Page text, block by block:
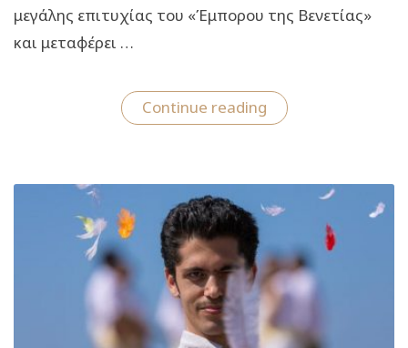
μεγάλης επιτυχίας του «Έμπορου της Βενετίας»
και μεταφέρει …
Continue reading“Ο
Ερωτόκριτος:
του
Γυάλινου
Μουσικού
Θεάτρου
τον
Οκτώβρη”